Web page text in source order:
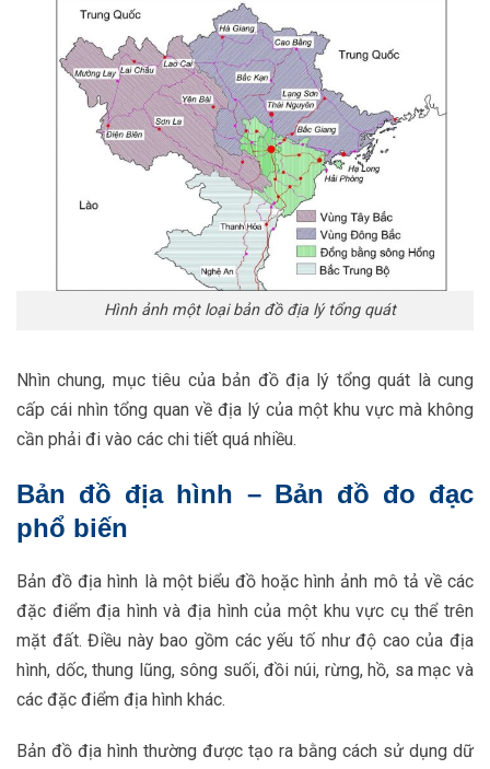
Hình ảnh một loại bản đồ địa lý tổng quát
Nhìn chung, mục tiêu của bản đồ địa lý tổng quát là cung
cấp cái nhìn tổng quan về địa lý của một khu vực mà không
cần phải đi vào các chi tiết quá nhiều.
Bản đồ địa hình – Bản đồ đo đạc
phổ biến
Bản đồ địa hình là một biểu đồ hoặc hình ảnh mô tả về các
đặc điểm địa hình và địa hình của một khu vực cụ thể trên
mặt đất. Điều này bao gồm các yếu tố như độ cao của địa
hình, dốc, thung lũng, sông suối, đồi núi, rừng, hồ, sa mạc và
các đặc điểm địa hình khác.
Bản đồ địa hình thường được tạo ra bằng cách sử dụng dữ